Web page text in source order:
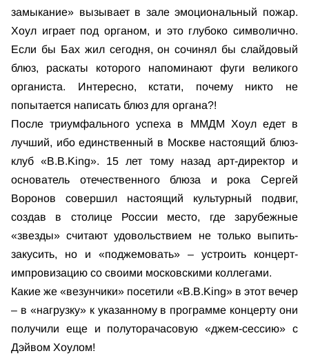
замыкание» вызывает в зале эмоциональный пожар.
Хоул играет под органом, и это глубоко символично.
Если бы Бах жил сегодня, он сочинял бы слайдовый
блюз, раскаты которого напоминают фуги великого
органиста. Интересно, кстати, почему никто не
попытается написать блюз для органа?!
После триумфального успеха в ММДМ Хоул едет в
лучший, ибо единственный в Москве настоящий блюз-
клуб «В.В.King». 15 лет тому назад арт-директор и
основатель отечественного блюза и рока Сергей
Воронов совершил настоящий культурный подвиг,
создав в столице России место, где зарубежные
«звезды» считают удовольствием не только выпить-
закусить, но и «поджемовать» – устроить концерт-
импровизацию со своими московскими коллегами.
Какие же «везунчики» посетили «B.B.King» в этот вечер
– в «нагрузку» к указанному в программе концерту они
получили еще и полуторачасовую «джем-сессию» с
Дэйвом Хоулом!